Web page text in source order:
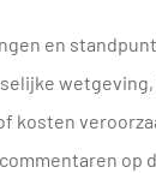
en
kosten
op